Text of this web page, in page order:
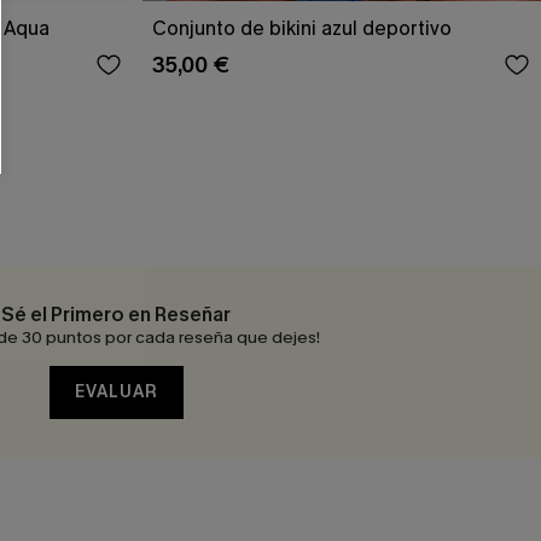
Conjunto de bikini azul deportivo
35,00 €
Sé el Primero en Reseñar
30 puntos por cada reseña que dejes!
EVALUAR
formulario, usted acepta nuestros
de Cupshe en cualquier momento del
y ofertas adaptados a su perfil.